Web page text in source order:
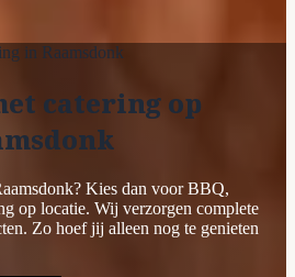
in Raamsdonk
catering op
Kies dan voor BBQ,
op locatie. Wij verzorgen complete
Zo hoef jij alleen nog te genieten